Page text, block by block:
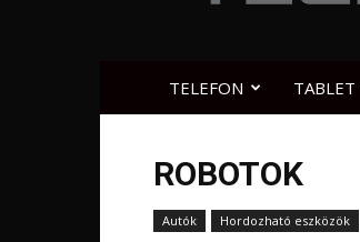
TELEFON TABLET
ROBOTOK
Autók Hordozható eszközök